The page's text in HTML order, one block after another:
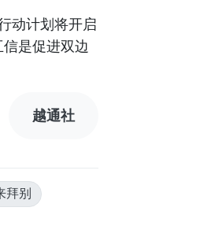
动计划将开启
是促进双边
越通社
拜别